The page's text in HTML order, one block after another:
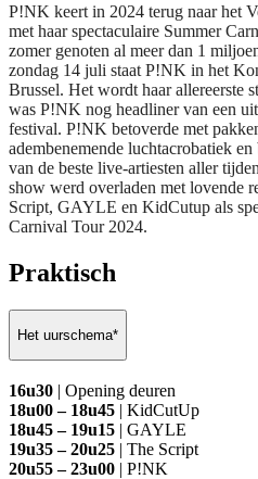
P!NK keert in 2024 terug naar het
met haar spectaculaire Summer
zomer genoten al meer dan 1
zondag 14 juli staat P!NK in het
Brussel. Het wordt haar allereerste
was P!NK nog headliner van een
festival. P!NK betoverde met
adembenemende luchtacrobatiek en
van de beste live-artiesten aller
show werd overladen met lovende
Script, GAYLE en KidCutup als
Carnival Tour 2024.
Praktisch
Het uurschema*
16u30 | Opening deuren
18u00 – 18u45 | KidCutUp
18u45 – 19u15 | GAYLE
19u35 – 20u25 | The Script
20u55 – 23u00 | P!NK